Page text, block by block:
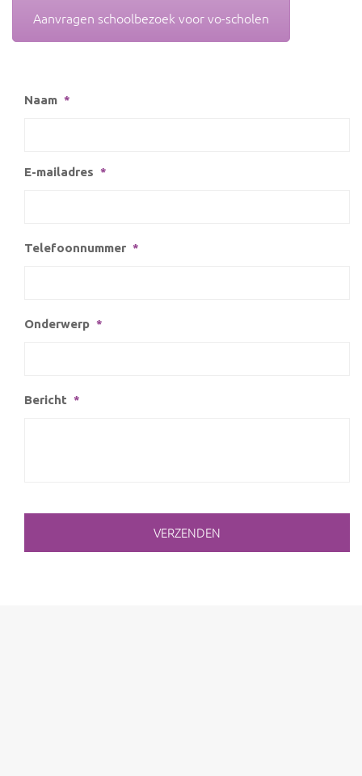
Aanvragen schoolbezoek voor vo-scholen
Naam *
E-mailadres *
Telefoonnummer *
Onderwerp *
Bericht *